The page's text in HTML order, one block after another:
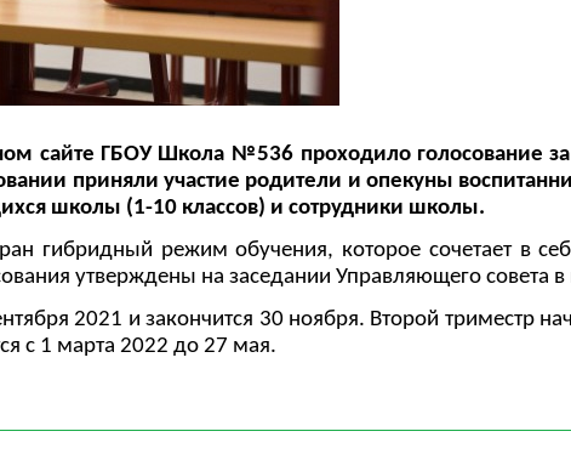
сайте ГБОУ Школа №536 проходило голосование
приняли участие родители и опекуны
школы (1-10 классов) и сотрудники школы.
гибридный режим обучения, которое сочетает в
утверждены на заседании Управляющего совета
2021 и закончится 30 ноября. Второй триместр
с 1 марта 2022 до 27 мая.